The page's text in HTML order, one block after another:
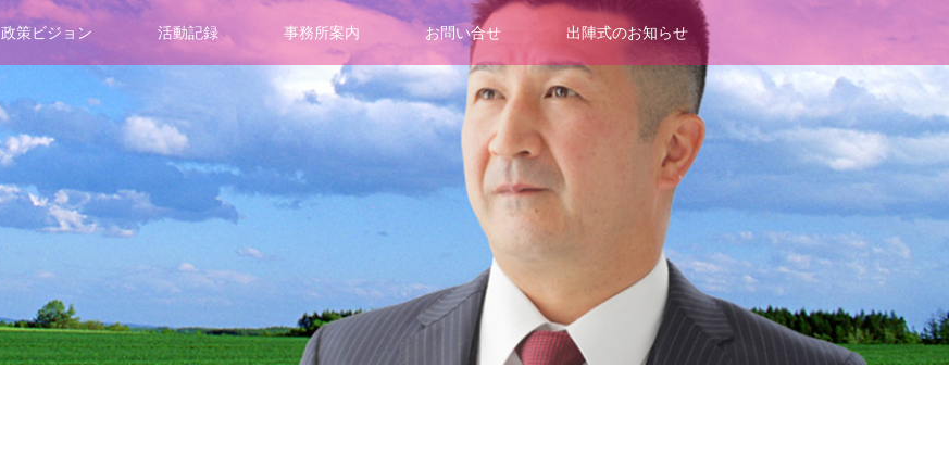
政策ビジョン 活動記録 事務所案内 お問い合せ 出陣式のお知らせ